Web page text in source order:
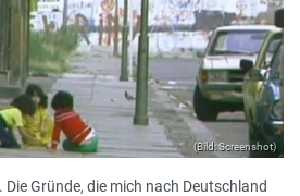
(Bild: Screenshot)
Die Gründe, die mich nach Deutschland